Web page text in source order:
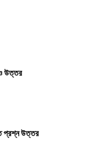
ও উত্তর
প্রশ্ন উত্তর